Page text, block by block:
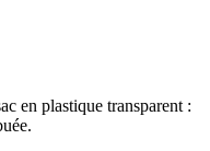
en plastique transparent :